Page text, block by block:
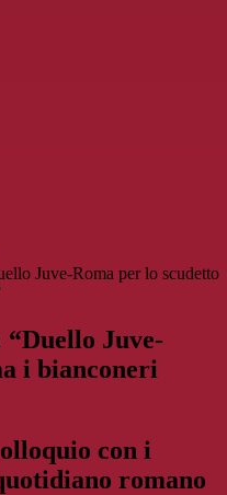
Juve-Roma per lo scudetto
“Duello Juve-
i bianconeri
con i
romano